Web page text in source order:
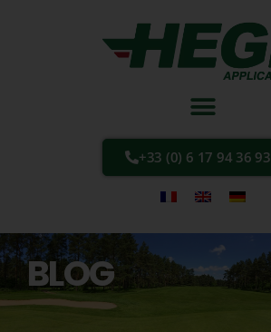
+33 (0) 6 17 94 36 93
BLOG